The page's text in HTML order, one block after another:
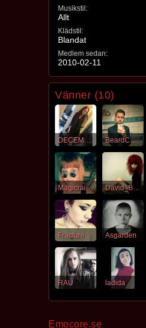
Musikstil:
Allt
Klädstil:
Blandat
Medlem sedan:
2010-02-11
Vänner (10)
DECEMBERNATT BeardCaptain
Magicrainbowbewb David_Bowie
Fracture Asgarden
RAU ladida
Emocore.se